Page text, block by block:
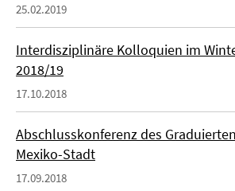
25.02.2019
Interdisziplinäre Kolloquien im
2018/19
17.10.2018
Abschlusskonferenz des
Mexiko-Stadt
17.09.2018